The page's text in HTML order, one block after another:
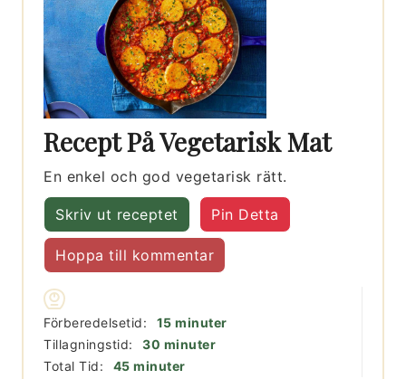
Recept På Vegetarisk Mat
En enkel och god vegetarisk rätt.
Skriv ut receptet Pin Detta
Hoppa till kommentar
Förberedelsetid: 15minuter
minuter
Tillagningstid:
30 minuter
minuter
Total Tid:
45minuter
minuter